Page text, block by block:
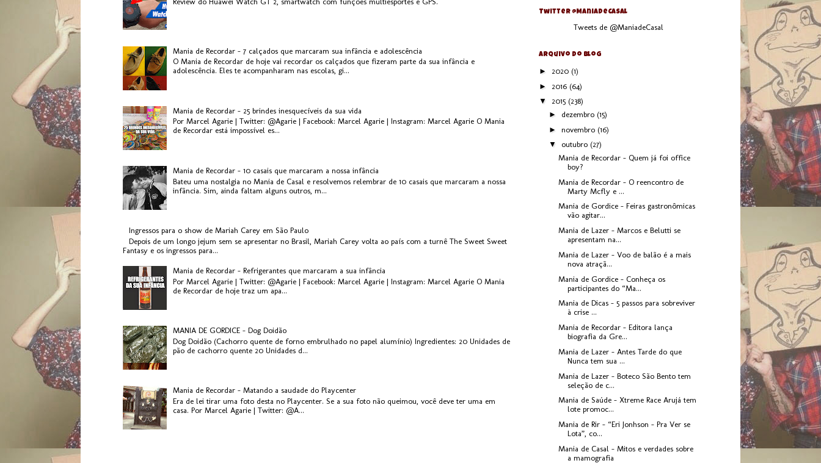
Mania de Recordar - 7 calçados que marcaram sua infância e adolescência
O Mania de Recordar de hoje vai recordar os calçados que fizeram parte da sua infância e
adolescência. Eles te acompanharam nas escolas, gi...
Mania de Recordar - 25 brindes inesquecíveis da sua vida
Por Marcel Agarie | Twitter: @Agarie | Facebook: Marcel Agarie | Instagram: Marcel Agarie O Mania
de Recordar está impossível es...
Mania de Recordar - 10 casais que marcaram a nossa infância
Bateu uma nostalgia no Mania de Casal e resolvemos relembrar de 10 casais que marcaram a nossa
infância. Sim, ainda faltam alguns outros, m...
Ingressos para o show de Mariah Carey em São Paulo
Depois de um longo jejum sem se apresentar no Brasil, Mariah Carey volta ao país com a turnê The Sweet Sweet
Fantasy e os ingressos para...
Mania de Recordar - Refrigerantes que marcaram a sua infância
Por Marcel Agarie | Twitter: @Agarie | Facebook: Marcel Agarie | Instagram: Marcel Agarie O Mania
de Recordar de hoje traz um apa...
MANIA DE GORDICE - Dog Doidão
Dog Doidão (Cachorro quente de forno embrulhado no papel alumínio) Ingredientes: 20 Unidades de
pão de cachorro quente 20 Unidades d...
Mania de Recordar - Matando a saudade do Playcenter
Era de lei tirar uma foto desta no Playcenter. Se a sua foto não queimou, você deve ter uma em
casa. Por Marcel Agarie | Twitter: @A...
Twitter @ManiaDeCasal
Tweets de @ManiadeCasal
Arquivo do blog
► 2020 (1)
► 2016 (64)
▼ 2015 (238)
► dezembro (15)
► novembro (16)
▼ outubro (27)
Mania de Recordar - Quem já foi office
boy?
Mania de Recordar - O reencontro de
Marty Mcfly e ...
Mania de Gordice - Feiras gastronômicas
vão agitar...
Mania de Lazer - Marcos e Belutti se
apresentam na...
Mania de Lazer - Voo de balão é a mais
nova atraçã...
Mania de Gordice - Conheça os
participantes do “Ma...
Mania de Dicas - 5 passos para sobreviver
à crise ...
Mania de Recordar - Editora lança
biografia da Gre...
Mania de Lazer - Antes Tarde do que
Nunca tem sua ...
Mania de Lazer - Boteco São Bento tem
seleção de c...
Mania de Saúde - Xtreme Race Arujá tem
lote promoc...
Mania de Rir - “Eri Jonhson – Pra Ver se
Lota”, co...
Mania de Casal - Mitos e verdades sobre
a mamografia